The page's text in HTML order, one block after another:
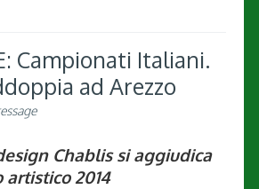
Campionati Italiani.
ad Arezzo
Chablis si aggiudica
2014